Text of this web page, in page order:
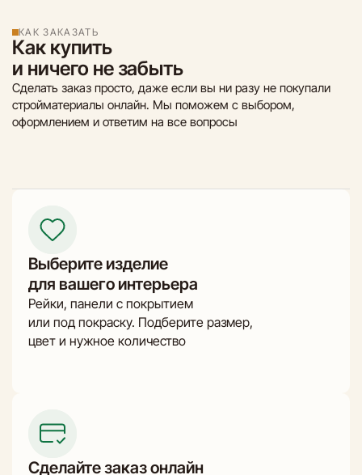
Как купить
и ничего не забыть
КАК ЗАКАЗАТЬ
Сделать заказ просто, даже если вы ни разу не покупали
стройматериалы онлайн. Мы поможем с выбором,
оформлением и ответим на все вопросы
Выберите изделие
для вашего интерьера
Рейки, панели с покрытием
или под покраску. Подберите размер,
цвет и нужное количество
Сделайте заказ онлайн